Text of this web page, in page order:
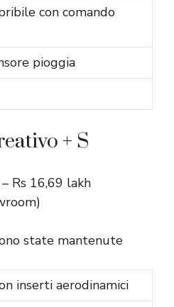
con comando
pioggia
+ S
Rs 16,69 lakh
state mantenute
inserti aerodinamici